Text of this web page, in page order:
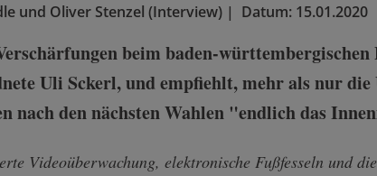
und Oliver Stenzel (Interview) | Datum: 15.01.2020
beim baden-
Uli Sckerl, und empfiehlt, mehr als nur
nach den nächsten Wahlen "endlich das
Videoüberwachung, elektronische Fußfesseln und